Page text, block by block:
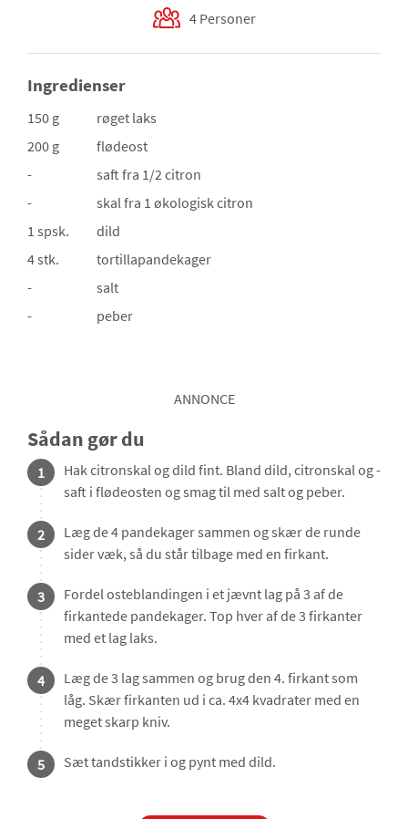
4 Personer
Ingredienser
150 g
røget laks
200 g
flødeost
-
saft fra 1/2 citron
-
skal fra 1 økologisk citron
1 spsk.
dild
4 stk.
tortillapandekager
-
salt
-
peber
ANNONCE
Sådan gør du
1
Hak citronskal og dild fint. Bland dild, citronskal og -
saft i flødeosten og smag til med salt og peber.
2
Læg de 4 pandekager sammen og skær de runde
sider væk, så du står tilbage med en firkant.
3
Fordel osteblandingen i et jævnt lag på 3 af de
firkantede pandekager. Top hver af de 3 firkanter
med et lag laks.
4
Læg de 3 lag sammen og brug den 4. firkant som
låg. Skær firkanten ud i ca. 4x4 kvadrater med en
meget skarp kniv.
5 Sæt tandstikker i og pynt med dild.